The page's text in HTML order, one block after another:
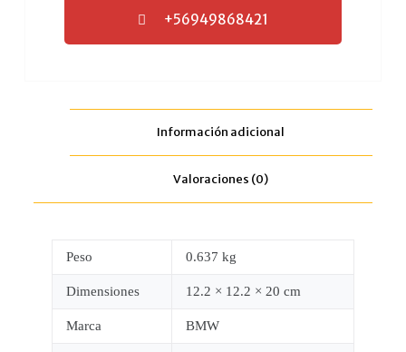
+56949868421
Información adicional
Valoraciones (0)
Peso 0.637 kg
Dimensiones 12.2 × 12.2 × 20 cm
Marca BMW